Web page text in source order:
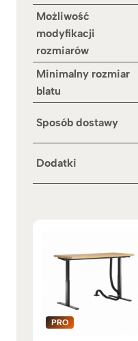
Możliwość
modyfikacji
rozmiarów
Minimalny rozmiar
blatu
Sposób dostawy
Dodatki